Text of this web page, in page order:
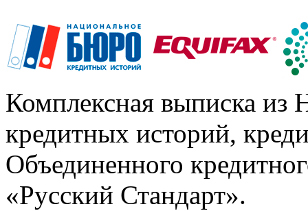
Комплексная выписка из
кредитных историй,
Объединенного
«Русский Стандарт».